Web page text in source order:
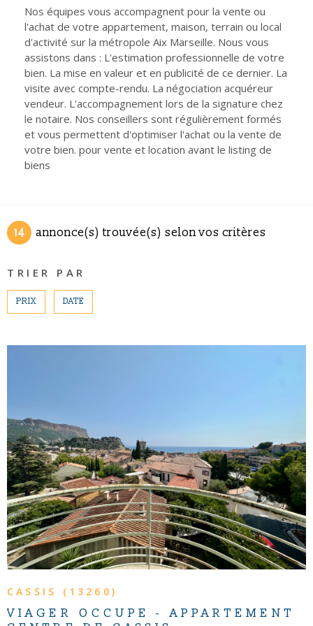
Nos équipes vous accompagnent pour la vente ou
l'achat de votre appartement, maison, terrain ou local
d'activité sur la métropole Aix Marseille. Nous vous
assistons dans : L'estimation professionnelle de votre
bien. La mise en valeur et en publicité de ce dernier. La
visite avec compte-rendu. La négociation acquéreur
vendeur. L'accompagnement lors de la signature chez
le notaire. Nos conseillers sont régulièrement formés
et vous permettent d'optimiser l'achat ou la vente de
votre bien. pour vente et location avant le listing de
biens
14 annonce(s) trouvée(s) selon vos critères
TRIER PAR
PRIX DATE
CASSIS (13260)
VIAGER OCCUPE - APPARTEMENT
VOIR LE BIEN
Pièces
PIÈCES
RÉFÉRENCE
CRITÈRES SUPPLÉMENTAIRES
Piscine
Parking
Terrasse
RECHERCHER